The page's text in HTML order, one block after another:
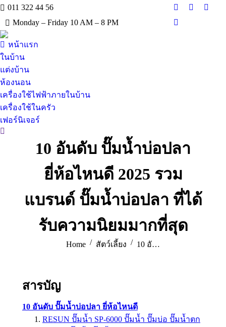
011 322 44 56
Monday – Friday 10 AM – 8 PM
Facebook
page
X
YouTube
หน้าแรก
ในบ้าน
แต่งบ้าน
ห้องนอน
เครื่องใช้ไฟฟ้าภายในบ้าน
เครื่องใช้ในครัว
เฟอร์นิเจอร์
Search:
10 อันดับ ปั๊มน้ำบ่อปลา
ยี่ห้อไหนดี 2025 รวม
แบรนด์ ปั๊มน้ำบ่อปลา ที่ได้
รับความนิยมมากที่สุด
You are here:
Home สัตว์เลี้ยง 10 อั…
สารบัญ
10 อันดับ ปั๊มน้ำบ่อปลา ยี่ห้อไหนดี
RESUN ปั๊มน้ำ SP-6000 ปั๊มน้ำ ปั๊มบ่อ ปั๊มน้ำตก